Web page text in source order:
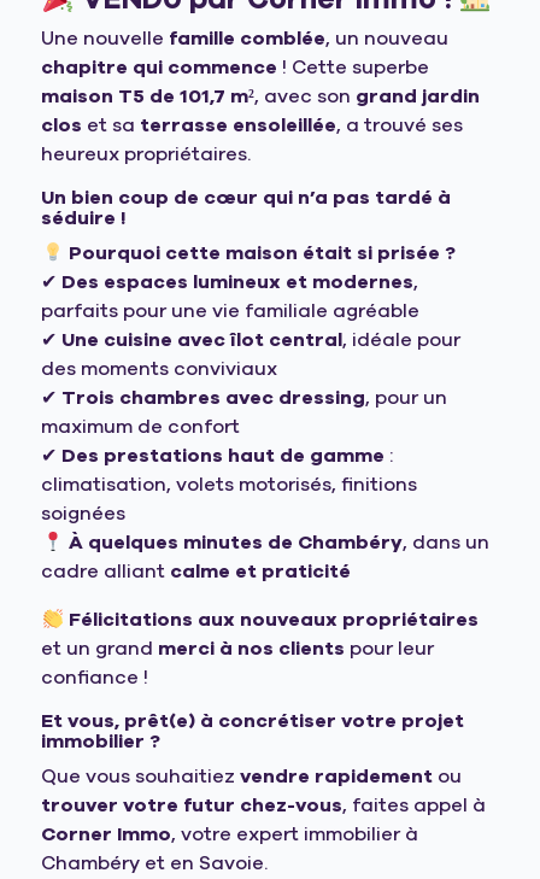
Une nouvelle famille comblée, un nouveau
chapitre qui commence ! Cette superbe
maison T5 de 101,7 m², avec son grand jardin
clos et sa terrasse ensoleillée, a trouvé ses
heureux propriétaires.
Un bien coup de cœur qui n’a pas tardé à
séduire !
Pourquoi cette maison était si prisée ?
✔ Des espaces lumineux et modernes,
parfaits pour une vie familiale agréable
✔ Une cuisine avec îlot central, idéale pour
des moments conviviaux
✔ Trois chambres avec dressing, pour un
maximum de confort
✔ Des prestations haut de gamme :
climatisation, volets motorisés, finitions
soignées
À quelques minutes de Chambéry, dans un
cadre alliant calme et praticité
Félicitations aux nouveaux propriétaires
et un grand merci à nos clients pour leur
confiance !
Et vous, prêt(e) à concrétiser votre projet
immobilier ?
Que vous souhaitiezvendre rapidement ou
trouver votre futur chez-vous, faites appel à
Corner Immo, votre expert immobilier à
Chambéry et en Savoie.